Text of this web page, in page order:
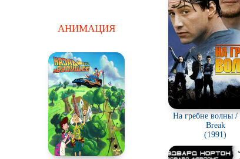
АНИМАЦИЯ
На гребне волны /
Break
(1991)